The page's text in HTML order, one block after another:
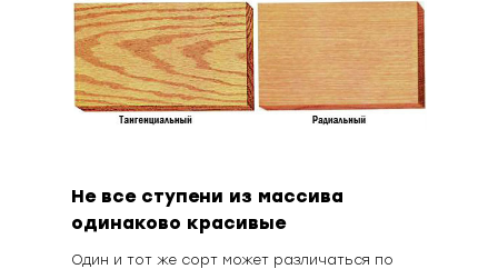
Один и тот же сорт может различаться по
Не все ступени из массива
одинаково красивые